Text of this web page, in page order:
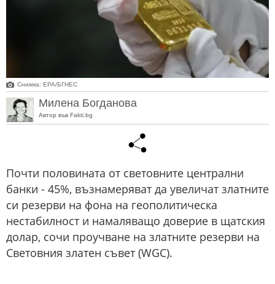
Снимка: ЕРА/БГНЕС
Милена Богданова
Автор във Fakti.bg
Почти половината от световните централни
банки - 45%, възнамеряват да увеличат златните
си резерви на фона на геополитическа
нестабилност и намаляващо доверие в щатския
долар, сочи проучване на златните резерви на
Световния златен съвет (WGC).